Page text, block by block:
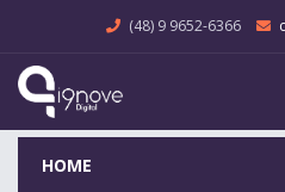
(48) 9 9652-6366
HOME